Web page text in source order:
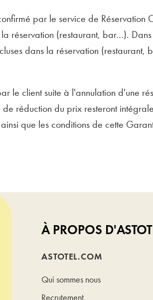
par le service de Réservation
la réservation (restaurant, bar…).
dans la réservation
le client suite à l'annulation d'une
réduction du prix resteront
que les conditions de cette
À PROPOS
ASTOTEL.COM
Qui sommes nous
Recrutement